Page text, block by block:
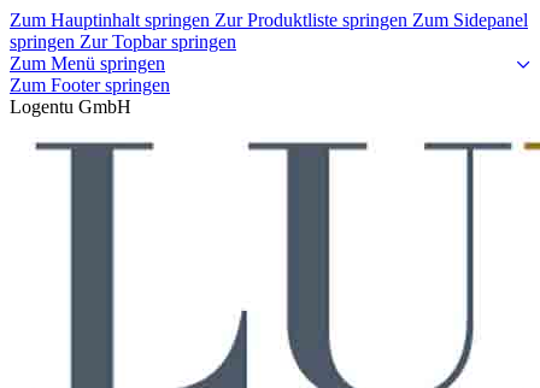
Zum Hauptinhalt springen Zur Produktliste springen Zum Sidepanel
springen Zur Topbar springen
Zum Menü springen
Zum Footer springen
Logentu GmbH